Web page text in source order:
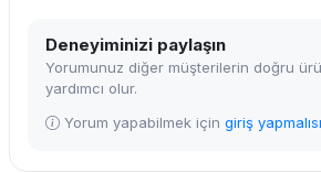
Deneyiminizi paylaşın
Yorumunuz diğer müşterilerin doğru
yardımcı olur.
Yorum yapabilmek için giriş